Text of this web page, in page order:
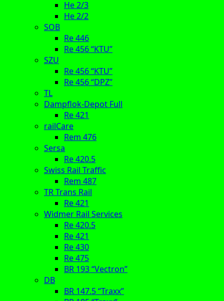
He 2/3
He 2/2
SOB
Re 446
Re 456 “KTU”
SZU
Re 456 “KTU”
Re 456 “DPZ”
TL
Dampflok-Depot Full
Re 421
railCare
Rem 476
Sersa
Re 420.5
Swiss Rail Traffic
Rem 487
TR Trans Rail
Re 421
Widmer Rail Services
Re 420.5
Re 421
Re 430
Re 475
BR 193 “Vectron”
DB
BR 147.5 “Traxx”